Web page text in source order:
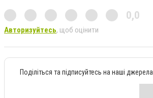
0,0
Авторизуйтесь, щоб оцінити
Поділіться та підписуйтесь на наші джерела